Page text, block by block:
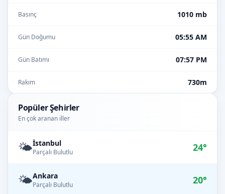
Basınç 1010 mb
Gün Doğumu 05:55 AM
Gün Batımı 07:57 PM
Rakım 730m
Popüler Şehirler
En çok aranan iller
🌤️İstanbul
Parçalı Bulutlu 24°
🌤️Ankara
Parçalı Bulutlu 20°